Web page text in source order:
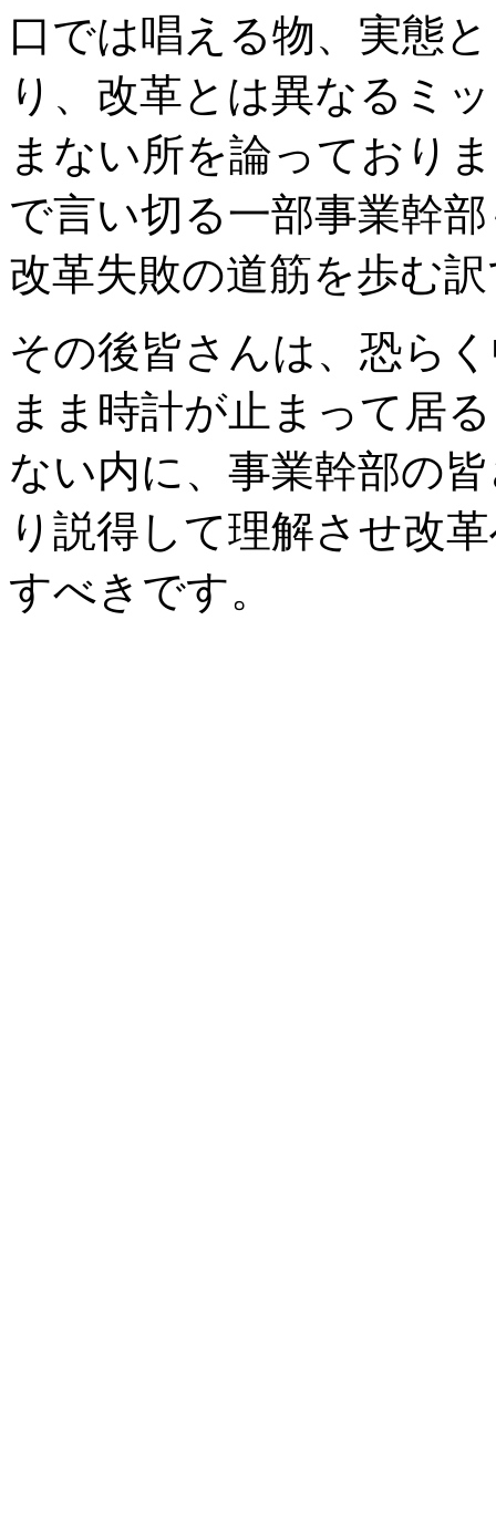
口では唱える物、実態
り、改革とは異なるミ
まない所を論っており
で言い切る一部事業幹
改革失敗の道筋を歩む
その後皆さんは、恐ら
まま時計が止まって居
ない内に、事業幹部の
り説得して理解させ改
すべきです。